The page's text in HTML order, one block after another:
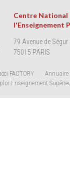
Centre National
l'Enseignement
79 Avenue de Ségur
75015 PARIS
FACTORY
Annuaire
Enseignement